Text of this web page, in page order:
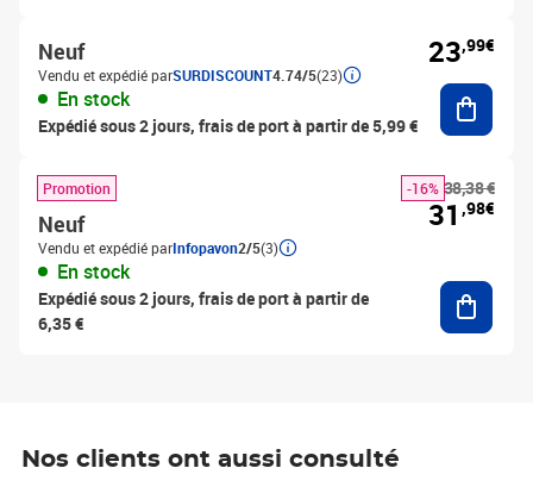
Neuf
Vendu et expédié parSURDISCOUNT4.74/5(23)
En stock
Expédié sous 2 jours, frais de port à partir de 5,99 €
23,99€
Promotion
Neuf
Vendu et expédié parInfopavon2/5(3)
En stock
Expédié sous 2 jours, frais de port à partir de
6,35 €
38,38 €
-16%
31 ,98€
Nos clients ont aussi consulté